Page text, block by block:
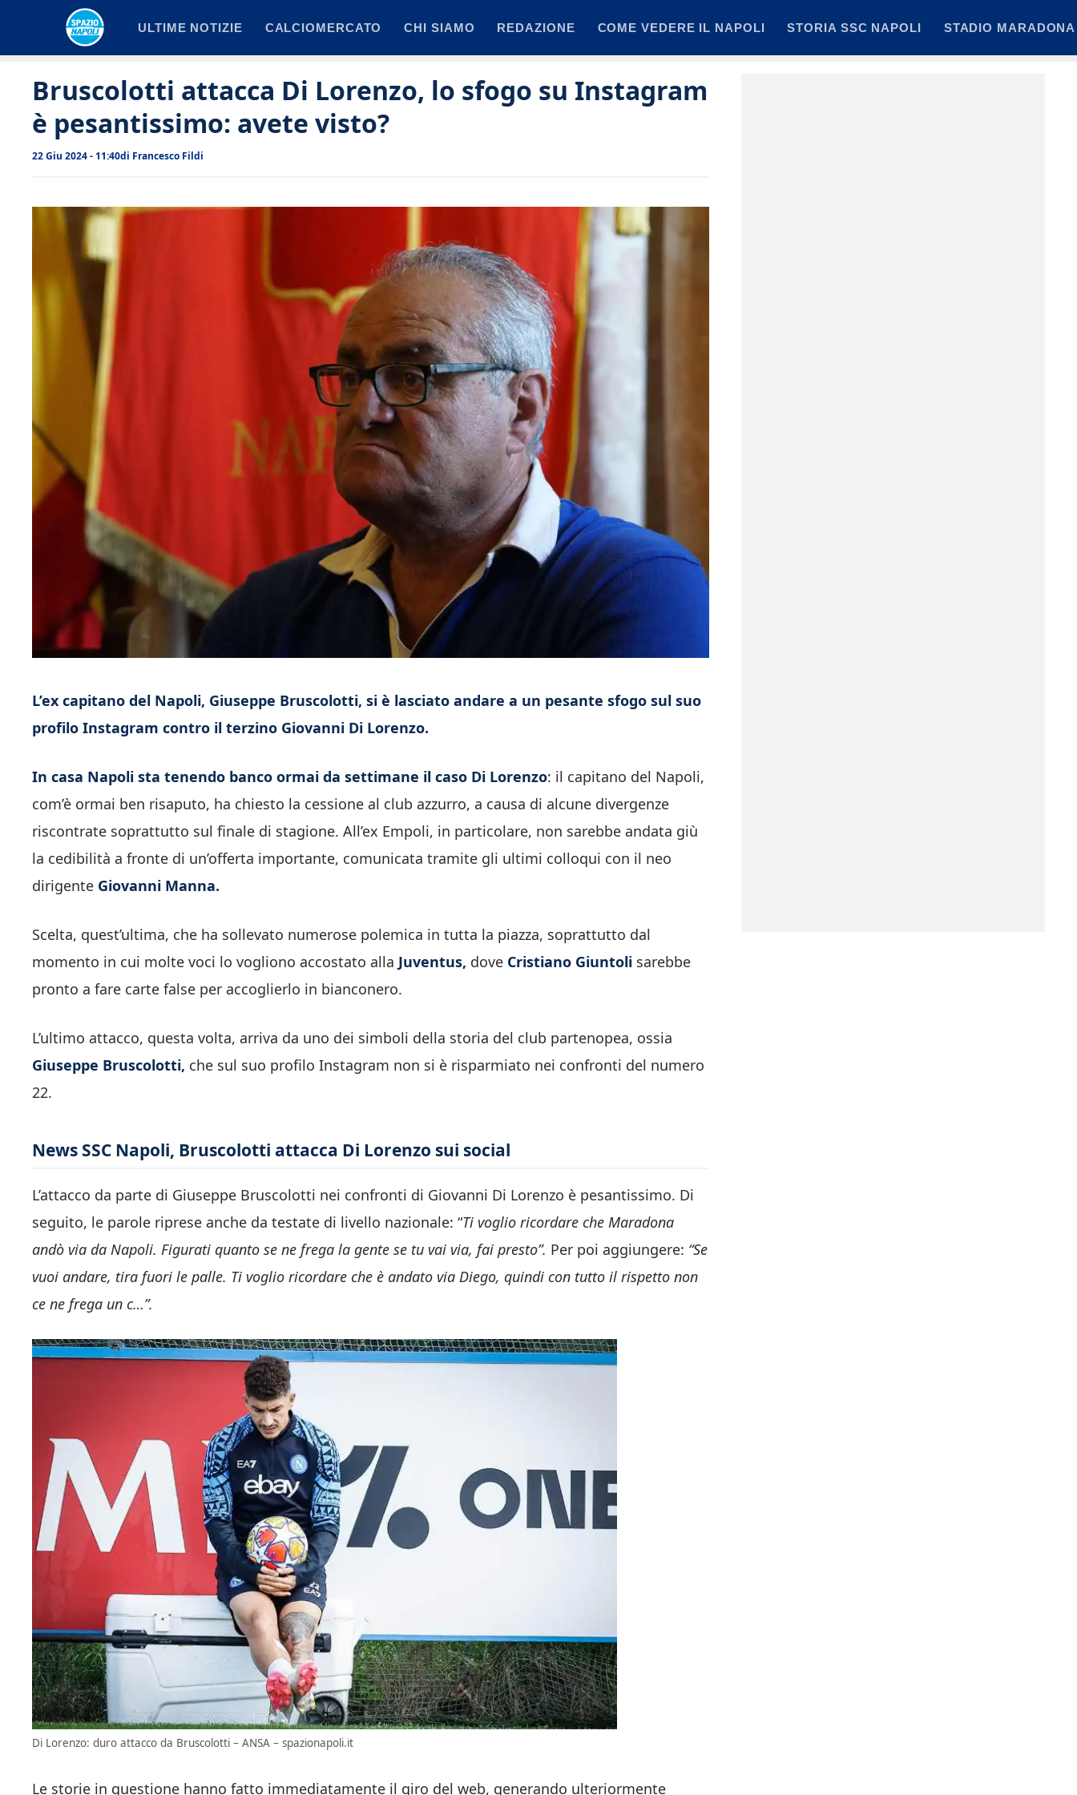
ULTIME NOTIZIE CALCIOMERCATO CHI SIAMO REDAZIONE COME VEDERE IL NAPOLI STORIA SSC NAPOLI STADIO MARADONA
Bruscolotti attacca Di Lorenzo, lo sfogo su Instagram
è pesantissimo: avete visto?
22 Giu 2024 - 11:40di Francesco Fildi
L’ex capitano del Napoli, Giuseppe Bruscolotti, si è lasciato andare a un pesante sfogo sul suo
profilo Instagram contro il terzino Giovanni Di Lorenzo.
In casa Napoli sta tenendo banco ormai da settimane il caso Di Lorenzo: il capitano del Napoli,
com’è ormai ben risaputo, ha chiesto la cessione al club azzurro, a causa di alcune divergenze
riscontrate soprattutto sul finale di stagione. All’ex Empoli, in particolare, non sarebbe andata giù
la cedibilità a fronte di un’offerta importante, comunicata tramite gli ultimi colloqui con il neo
dirigente Giovanni Manna.
Scelta, quest’ultima, che ha sollevato numerose polemica in tutta la piazza, soprattutto dal
momento in cui molte voci lo vogliono accostato alla Juventus, dove Cristiano Giuntoli sarebbe
pronto a fare carte false per accoglierlo in bianconero.
L’ultimo attacco, questa volta, arriva da uno dei simboli della storia del club partenopea, ossia
Giuseppe Bruscolotti, che sul suo profilo Instagram non si è risparmiato nei confronti del numero
22.
News SSC Napoli, Bruscolotti attacca Di Lorenzo sui social
L’attacco da parte di Giuseppe Bruscolotti nei confronti di Giovanni Di Lorenzo è pesantissimo. Di
seguito, le parole riprese anche da testate di livello nazionale: “Ti voglio ricordare che Maradona
andò via da Napoli. Figurati quanto se ne frega la gente se tu vai via, fai presto”. Per poi aggiungere: “Se
vuoi andare, tira fuori le palle. Ti voglio ricordare che è andato via Diego, quindi con tutto il rispetto non
ce ne frega un c…”.
Di Lorenzo: duro attacco da Bruscolotti – ANSA – spazionapoli.it
Le storie in questione hanno fatto immediatamente il giro del web, generando ulteriormente